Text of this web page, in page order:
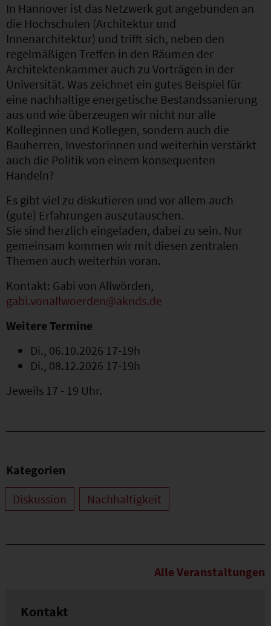
In Hannover ist das Netzwerk gut angebunden an
die Hochschulen (Architektur und
Innenarchitektur) und trifft sich, neben den
regelmäßigen Treffen in den Räumen der
Architektenkammer auch zu Vorträgen in der
Universität. Was zeichnet ein gutes Beispiel für
eine nachhaltige energetische Bestandssanierung
aus und wie überzeugen wir nicht nur alle
Kolleginnen und Kollegen, sondern auch die
Bauherren, Investorinnen und weiterhin verstärkt
auch die Politik von einem konsequenten
Handeln?
Es gibt viel zu diskutieren und vor allem auch
(gute) Erfahrungen auszutauschen.
Sie sind herzlich eingeladen, dabei zu sein. Nur
gemeinsam kommen wir mit diesen zentralen
Themen auch weiterhin voran.
Kontakt: Gabi von Allwörden,
gabi.vonallwoerden@aknds.de
Weitere Termine
Di., 06.10.2026 17-19h
Di., 08.12.2026 17-19h
Jeweils 17 - 19 Uhr.
Kategorien
Diskussion
Nachhaltigkeit
Alle Veranstaltungen
Kontakt